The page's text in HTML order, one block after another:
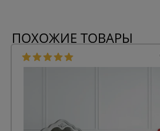
ПОХОЖИЕ ТОВАРЫ